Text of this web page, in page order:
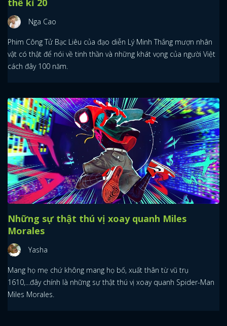
thế kỉ 20
Nga Cao
Phim Công Tử Bạc Liêu của đạo diễn Lý Minh Thắng mượn nhân
vật có thật để nói về tinh thần và những khát vọng của người Việt
cách đây 100 năm.
Những sự thật thú vị xoay quanh Miles
Morales
Yasha
Mang họ mẹ chứ không mang họ bố, xuất thân từ vũ trụ
1610,...đây chính là những sự thật thú vị xoay quanh Spider-Man
Miles Morales.